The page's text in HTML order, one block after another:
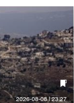
23:27 | 2026-08-08